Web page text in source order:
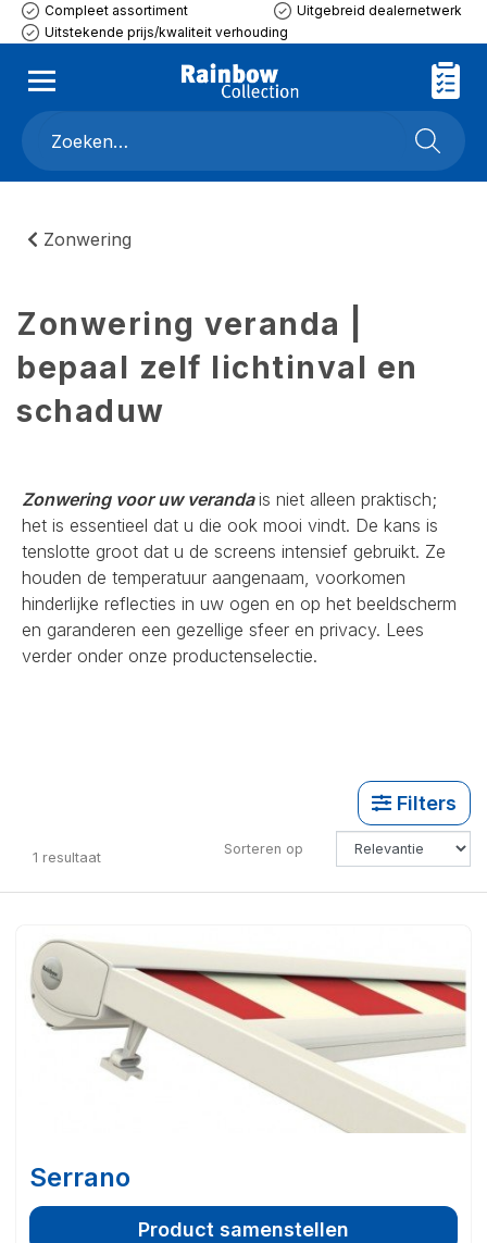
Compleet assortiment
Uitgebreid dealernetwerk
Uitstekende prijs/kwaliteit verhouding
Zonwering
Zonwering veranda |
bepaal zelf lichtinval en
schaduw
Zonwering voor uw verandais niet alleen praktisch;
het is essentieel dat u die ook mooi vindt. De kans is
tenslotte groot dat u de screens intensief gebruikt. Ze
houden de temperatuur aangenaam, voorkomen
hinderlijke reflecties in uw ogen en op het beeldscherm
en garanderen een gezellige sfeer en privacy. Lees
verder onder onze productenselectie.
Filters
1 resultaat Sorteren op
Serrano
Product samenstellen